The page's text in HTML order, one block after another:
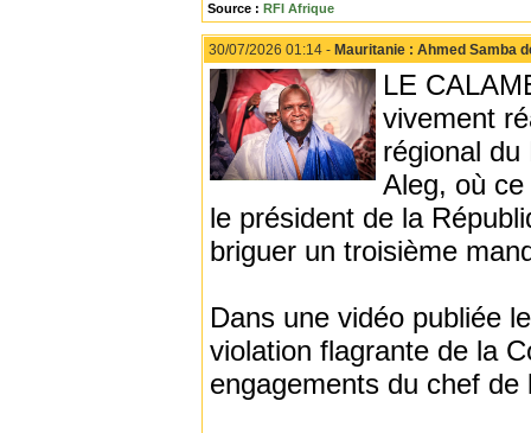
Source : RFI Afrique
30/07/2026 01:14 - Mauritanie : Ahmed Samba
LE
vivement
régional du
Aleg, où
le président de la
briguer un troisième
Dans une vidéo publiée
violation flagrante de la
engagements du chef de